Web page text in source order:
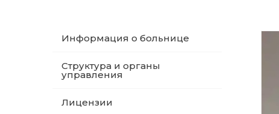
Информация о больнице
Структура и органы
управления
Лицензии